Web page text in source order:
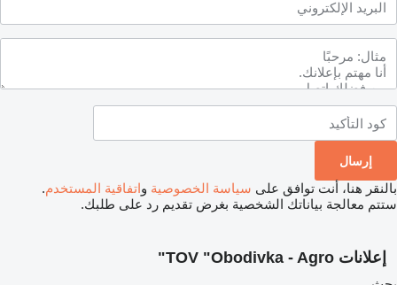
بالنقر هنا، أنت توافق على سياسة الخصوصية واتفاقية المستخدم.
ستتم معالجة بياناتك الشخصية بغرض تقديم رد على طلبك.
إعلانات TOV "Obodivka - Agro"